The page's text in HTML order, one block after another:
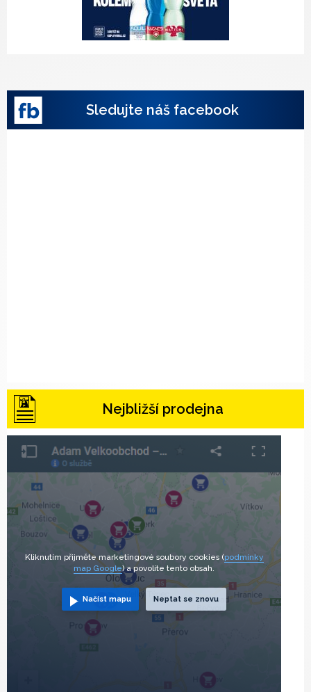
Sledujte náš facebook
Nejbližší prodejna
Kliknutím přijměte marketingové soubory cookies (podmínky
map Google) a povolíte tento obsah.
Načíst mapu Neptat se znovu